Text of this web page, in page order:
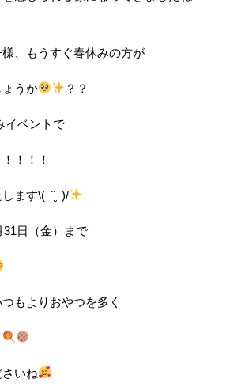
、もうすぐ春休みの方が
うか ？？
イベントで
！！！
ます\( ¨̮ )/
31日（金）まで
もよりおやつを多く
いね